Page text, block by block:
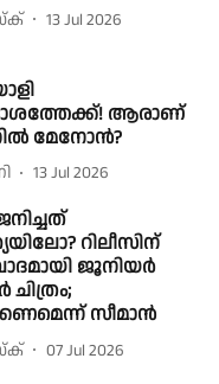
13 Jul 2026
ആരാണ്
മേനോൻ?
13 Jul 2026
റിലീസിന്
ജൂനിയർ
സീമാൻ
07 Jul 2026